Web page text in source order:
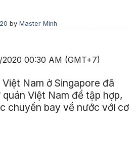
by Master Minh
00:30 AM (GMT+7)
Nam ở Singapore đã
Việt Nam để tập hợp,
chuyến bay về nước với cơ